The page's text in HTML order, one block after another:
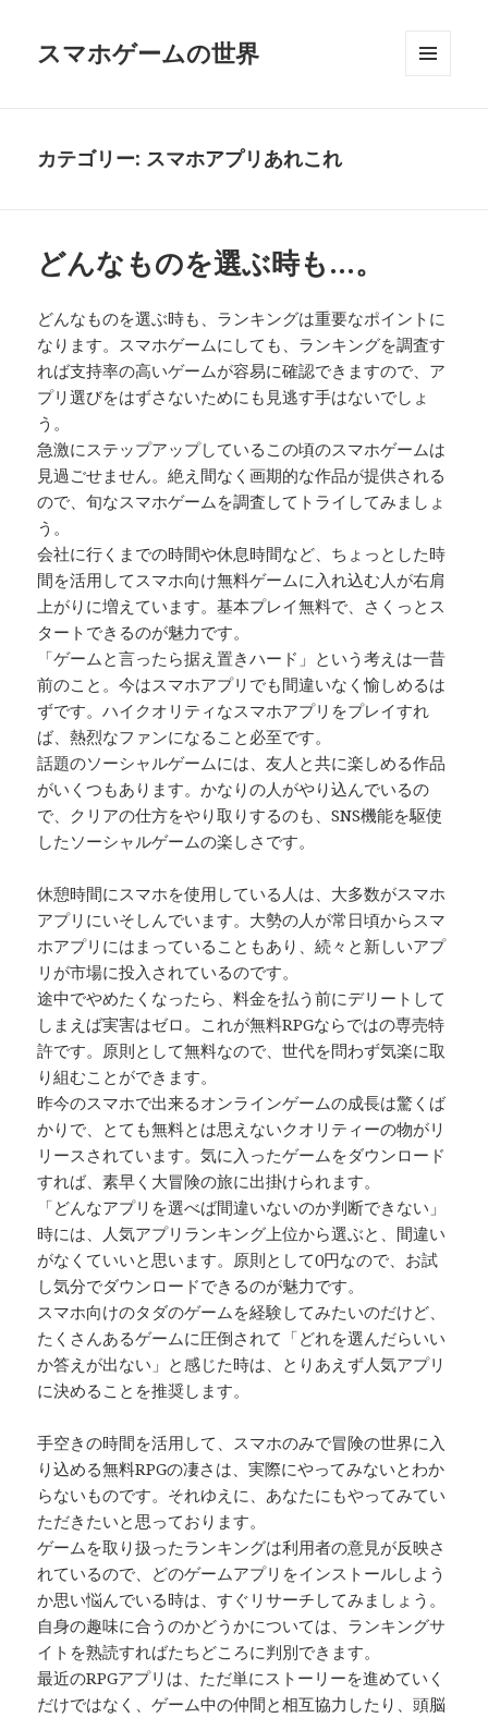
スマホゲームの世界
カテゴリー: スマホアプリあれこれ
どんなものを選ぶ時も…。
どんなものを選ぶ時も、ランキングは重要なポイントに
なります。スマホゲームにしても、ランキングを調査す
れば支持率の高いゲームが容易に確認できますので、ア
プリ選びをはずさないためにも見逃す手はないでしょ
う。
急激にステップアップしているこの頃のスマホゲームは
見過ごせません。絶え間なく画期的な作品が提供される
ので、旬なスマホゲームを調査してトライしてみましょ
う。
会社に行くまでの時間や休息時間など、ちょっとした時
間を活用してスマホ向け無料ゲームに入れ込む人が右肩
上がりに増えています。基本プレイ無料で、さくっとス
タートできるのが魅力です。
「ゲームと言ったら据え置きハード」という考えは一昔
前のこと。今はスマホアプリでも間違いなく愉しめるは
ずです。ハイクオリティなスマホアプリをプレイすれ
ば、熱烈なファンになること必至です。
話題のソーシャルゲームには、友人と共に楽しめる作品
がいくつもあります。かなりの人がやり込んでいるの
で、クリアの仕方をやり取りするのも、SNS機能を駆使
したソーシャルゲームの楽しさです。
休憩時間にスマホを使用している人は、大多数がスマホ
アプリにいそしんでいます。大勢の人が常日頃からスマ
ホアプリにはまっていることもあり、続々と新しいアプ
リが市場に投入されているのです。
途中でやめたくなったら、料金を払う前にデリートして
しまえば実害はゼロ。これが無料RPGならではの専売特
許です。原則として無料なので、世代を問わず気楽に取
り組むことができます。
昨今のスマホで出来るオンラインゲームの成長は驚くば
かりで、とても無料とは思えないクオリティーの物がリ
リースされています。気に入ったゲームをダウンロード
すれば、素早く大冒険の旅に出掛けられます。
「どんなアプリを選べば間違いないのか判断できない」
時には、人気アプリランキング上位から選ぶと、間違い
がなくていいと思います。原則として0円なので、お試
し気分でダウンロードできるのが魅力です。
スマホ向けのタダのゲームを経験してみたいのだけど、
たくさんあるゲームに圧倒されて「どれを選んだらいい
か答えが出ない」と感じた時は、とりあえず人気アプリ
に決めることを推奨します。
手空きの時間を活用して、スマホのみで冒険の世界に入
り込める無料RPGの凄さは、実際にやってみないとわか
らないものです。それゆえに、あなたにもやってみてい
ただきたいと思っております。
ゲームを取り扱ったランキングは利用者の意見が反映さ
れているので、どのゲームアプリをインストールしよう
か思い悩んでいる時は、すぐリサーチしてみましょう。
自身の趣味に合うのかどうかについては、ランキングサ
イトを熟読すればたちどころに判別できます。
最近のRPGアプリは、ただ単にストーリーを進めていく
だけではなく、ゲーム中の仲間と相互協力したり、頭脳